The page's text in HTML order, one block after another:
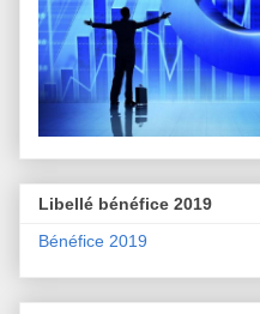
Libellé bénéfice 2019
Bénéfice 2019